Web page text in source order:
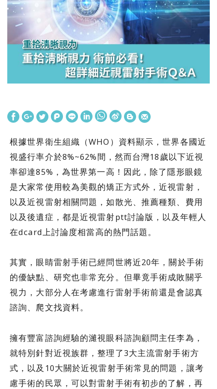
根據世界衛生組織（WHO）資料顯示，世界各國近
視盛行率介於8%~62%間，然而台灣18歲以下近視
率卻達85%，為世界第一高！因此，除了隱形眼鏡
是大家常使用較為美觀的矯正方式外，近視雷射，
以及近視雷射相關問題，如散光、推薦種類、費用
以及後遺症，都是近視雷射ptt討論版，以及年輕人
在dcard上討論度相當高的熱門話題。
其實，眼睛雷射手術已經問世將近20年，關於手術
的優缺點、研究也非常充分。但畢竟手術成敗關乎
視力，大部分人在考慮進行雷射手術前還是會認真
諮詢、爬文找資料。
擁有豐富諮詢經驗的濰視眼科諮詢顧問主任李為，
就特別針對近視族群，整理了3大主流雷射手術方
式，以及10大關於近視雷射手術常見的問題，讓考
慮手術的民眾，可以對雷射手術有初步的了解，再